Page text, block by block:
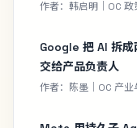
作者：韩启明｜OC
Google 把 AI 拆
交给产品负责人
作者：陈墨｜OC 产